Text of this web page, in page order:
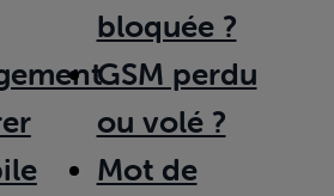
bloquée ?
GSM perdu
ou volé ?
Mot de